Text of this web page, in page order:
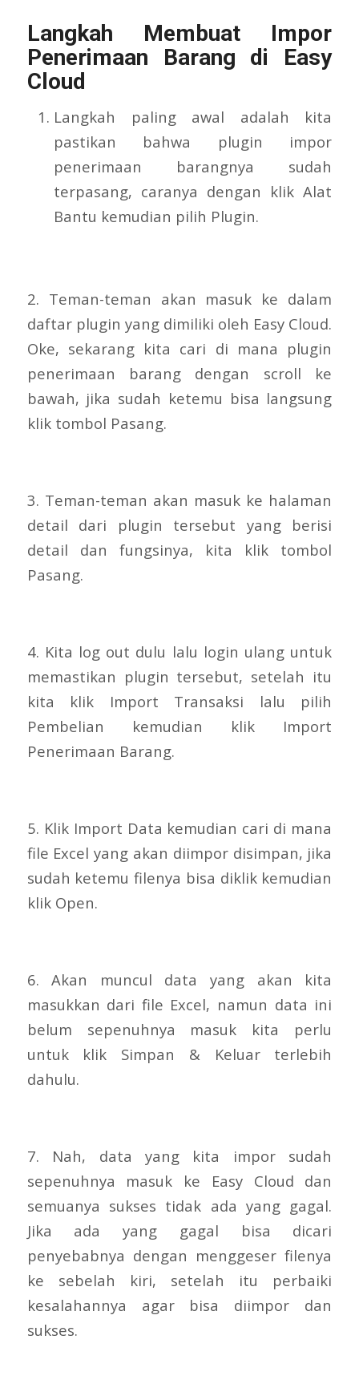
Langkah Membuat Impor
Penerimaan Barang di Easy
Cloud
Langkah paling awal adalah kita
pastikan bahwa plugin impor
penerimaan barangnya sudah
terpasang, caranya dengan klik Alat
Bantu kemudian pilih Plugin.
2. Teman-teman akan masuk ke dalam
daftar plugin yang dimiliki oleh Easy Cloud.
Oke, sekarang kita cari di mana plugin
penerimaan barang dengan scroll ke
bawah, jika sudah ketemu bisa langsung
klik tombol Pasang.
3. Teman-teman akan masuk ke halaman
detail dari plugin tersebut yang berisi
detail dan fungsinya, kita klik tombol
Pasang.
4. Kita log out dulu lalu login ulang untuk
memastikan plugin tersebut, setelah itu
kita klik Import Transaksi lalu pilih
Pembelian kemudian klik Import
Penerimaan Barang.
5. Klik Import Data kemudian cari di mana
file Excel yang akan diimpor disimpan, jika
sudah ketemu filenya bisa diklik kemudian
klik Open.
6. Akan muncul data yang akan kita
masukkan dari file Excel, namun data ini
belum sepenuhnya masuk kita perlu
untuk klik Simpan & Keluar terlebih
dahulu.
7. Nah, data yang kita impor sudah
sepenuhnya masuk ke Easy Cloud dan
semuanya sukses tidak ada yang gagal.
Jika ada yang gagal bisa dicari
penyebabnya dengan menggeser filenya
ke sebelah kiri, setelah itu perbaiki
kesalahannya agar bisa diimpor dan
sukses.